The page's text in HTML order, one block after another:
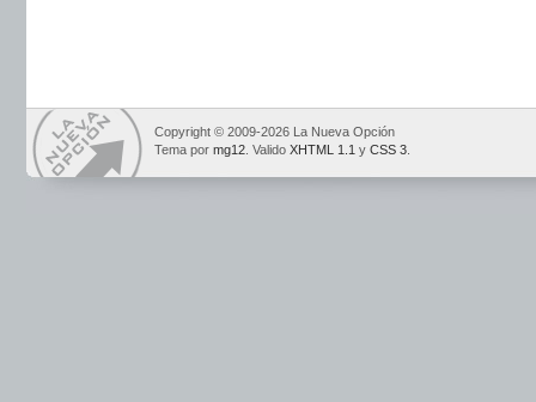
Copyright © 2009-2026 La Nueva Opción
Tema por mg12 . Valido XHTML 1.1 y CSS 3